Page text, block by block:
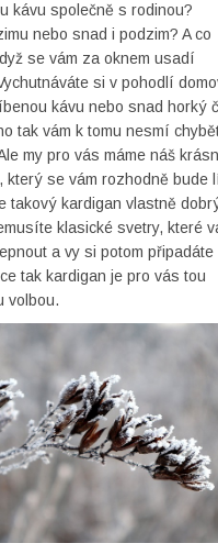
kávu společně s rodinou?
nebo snad i podzim? A co
se vám za oknem usadí
si v pohodlí
kávu nebo snad horký
tak vám k tomu nesmí
my pro vás máme náš
, který se vám rozhodně bude
takový kardigan vlastně
klasické svetry, které
a vy si potom připadáte
tak kardigan je pro vás tou
volbou.